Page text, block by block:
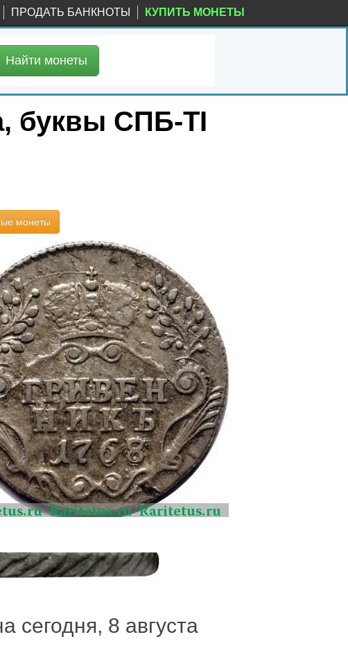
ПРОДАТЬ БАНКНОТЫ КУПИТЬ МОНЕТЫ
Найти монеты
буквы СПБ-TI
монеты
сегодня, 8 августа